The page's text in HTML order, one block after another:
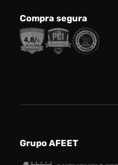
Compra segura
Grupo AFEET